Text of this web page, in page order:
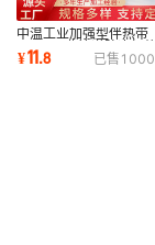
中温工业加强型伴热带
220V工业管道防冻加
伴热系统源头厂家
¥11.8 已售